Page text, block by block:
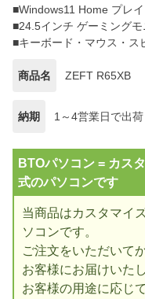
■Windows11 Home プレ
■24.5インチ ゲーミングモ
■キーボード・マウス・ス
商品名 ZEFT R65XB
納期 1～4営業日で出荷
BTOパソコン = カス
式のパソコンです
当商品はカスタマイ
ソコンです。
ご注文をいただいて
お客様にお届けいた
お客様の用途に応じ